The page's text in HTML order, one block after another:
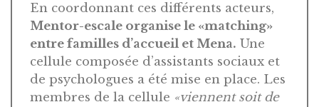
En coordonnant ces différents acteurs,
Mentor-escale organise le «matching»
entre familles d’accueil et Mena. Une
cellule composée d’assistants sociaux et
de psychologues a été mise en place. Les
membres de la cellule «viennent soit de